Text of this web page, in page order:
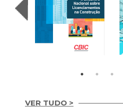
VER TUDO >